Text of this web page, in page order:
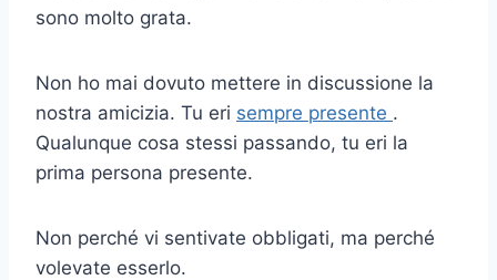
sono molto grata.
Non ho mai dovuto mettere in discussione la
nostra amicizia. Tu eri sempre presente .
Qualunque cosa stessi passando, tu eri la
prima persona presente.
Non perché vi sentivate obbligati, ma perché
volevate esserlo.